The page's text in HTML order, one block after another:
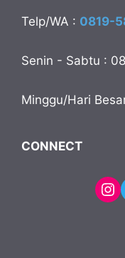
Telp/WA : 0819-
Senin - Sabtu :
Minggu/Hari
CONNECT